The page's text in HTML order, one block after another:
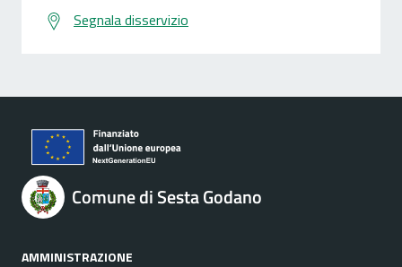
Segnala disservizio
Comune di Sesta Godano
AMMINISTRAZIONE